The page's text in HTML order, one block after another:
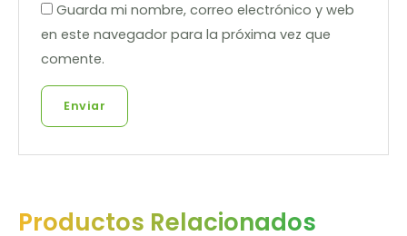
Guarda mi nombre, correo electrónico y web
en este navegador para la próxima vez que
comente.
Productos Relacionados